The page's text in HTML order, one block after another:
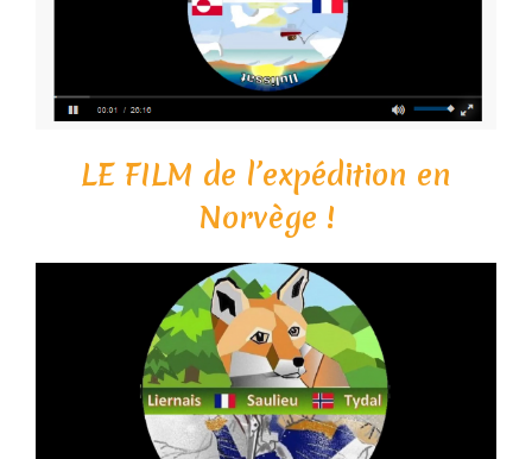
LE FILM de l’expédition en
Norvège !